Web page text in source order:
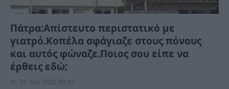
Πάτρα:Απίστευτο περιστατικό με
γιατρό.Κοπέλα σφάγιαζε στους πόνους
και αυτός φώναζε.Ποιος σου είπε να
έρθεις εδώ;
Τε, 31 Αυγ 2022 09:33